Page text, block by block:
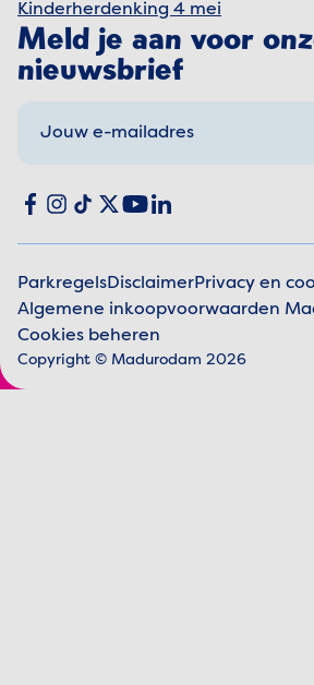
Kinderherdenking 4 mei
Meld je aan voor
nieuwsbrief
Social media
Facebook
Instagram
TikTok
X YouTube
LinkedIn
Juridische
ParkregelsDisclaimerPrivacy en
Algemene inkoopvoorwaarden
Cookies beheren
Copyright © Madurodam 2026